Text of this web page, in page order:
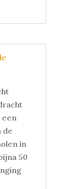
een
de
in
50